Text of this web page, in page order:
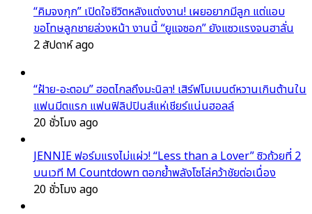
“คิมจงกุก” เปิดใจชีวิตหลังแต่งงาน! เผยอยากมีลูก แต่แอบ
ขอโทษลูกชายล่วงหน้า งานนี้ “ยูแจซอก” ยังแซวแรงจนฮาลั่น
2 สัปดาห์ ago
“ฝ้าย-อะตอม” ฮอตไกลถึงมะนิลา! เสิร์ฟโมเมนต์หวานเกินต้านใน
แฟนมีตแรก แฟนฟิลิปปินส์แห่เชียร์แน่นฮอลล์
20 ชั่วโมง ago
JENNIE ฟอร์มแรงไม่แผ่ว! “Less than a Lover” ซิวถ้วยที่ 2
บนเวที M Countdown ตอกย้ำพลังโซโล่คว้าชัยต่อเนื่อง
20 ชั่วโมง ago